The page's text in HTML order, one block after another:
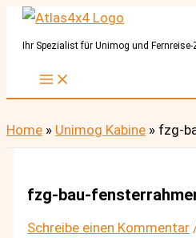
Zum
InhaltIhr Spezialist für Unimog und Fernreise-
Home » Unimog Kabine » fzg-
fzg-bau-
Schreibe einen Kommentar